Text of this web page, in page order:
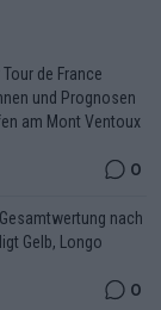
de France
und Prognosen
am Mont Ventoux
0
nach
Gelb, Longo
0